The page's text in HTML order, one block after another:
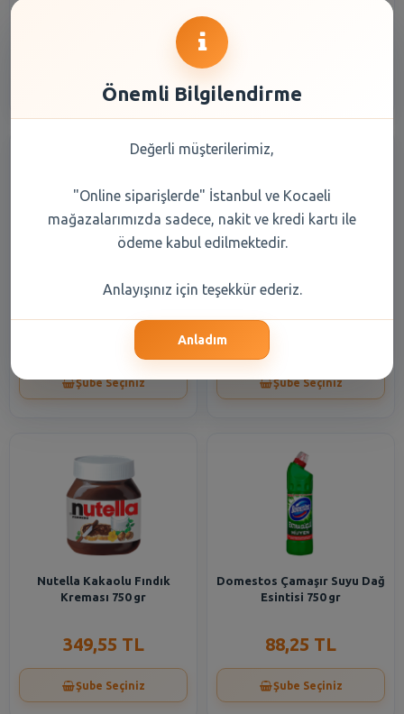
Ml+Cif Krem Limon 750 Ml
Şube Seçiniz
Ml+Cıf Krem Gold 750
Şube Seçiniz
Nutella Kakaolu Fındık
Kreması 750 gr
349,55 TL
Şube Seçiniz
Domestos Çamaşır Suyu Dağ
Esintisi 750 gr
88,25 TL
Şube Seçiniz
Önemli Bilgilendirme
Değerli müşterilerimiz,
"Online siparişlerde" İstanbul ve Kocaeli
mağazalarımızda sadece, nakit ve kredi kartı ile
ödeme kabul edilmektedir.
Anlayışınız için teşekkür ederiz.
Anladım